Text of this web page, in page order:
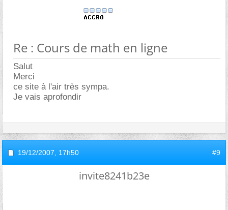
Re : Cours de math en ligne
Salut
Merci
ce site à l'air très sympa.
Je vais aprofondir
19/12/2007, 17h50 #9
invite8241b23e